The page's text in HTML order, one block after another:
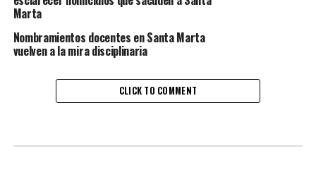
Marta
Nombramientos docentes en Santa Marta
vuelven a la mira disciplinaria
CLICK TO COMMENT